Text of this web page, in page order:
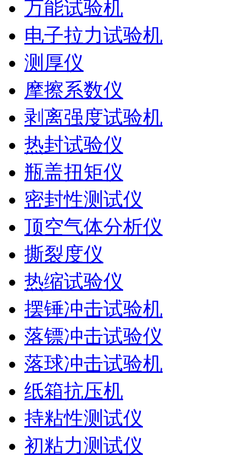
万能试验机
电子拉力试验机
测厚仪
摩擦系数仪
剥离强度试验机
热封试验仪
瓶盖扭矩仪
密封性测试仪
顶空气体分析仪
撕裂度仪
热缩试验仪
摆锤冲击试验机
落镖冲击试验仪
落球冲击试验机
纸箱抗压机
持粘性测试仪
初粘力测试仪